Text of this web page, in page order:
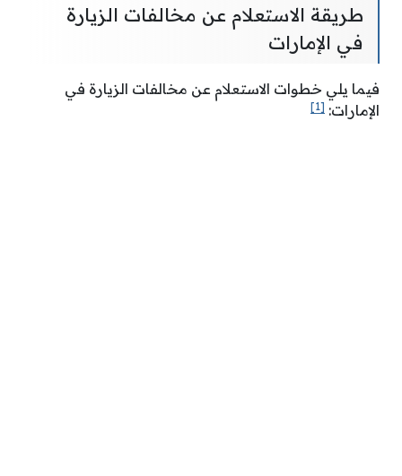
طريقة الاستعلام عن مخالفات الزيارة
في الإمارات
فيما يلي خطوات الاستعلام عن مخالفات الزيارة في
الإمارات: [1]